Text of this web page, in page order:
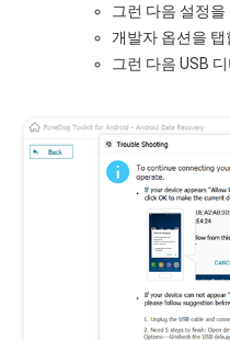
그런 다음 설정을
개발자 옵션을 탭
그런 다음 USB